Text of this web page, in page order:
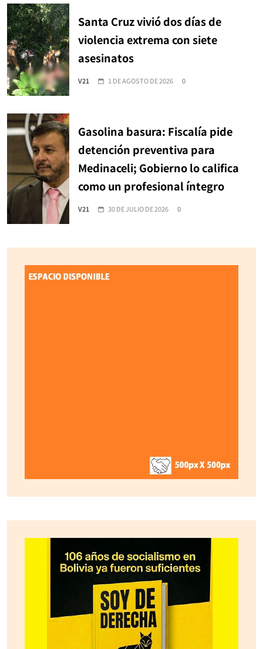
Santa Cruz vivió dos días de
violencia extrema con siete
asesinatos
V21 1 DE AGOSTO DE 2026 0
Gasolina basura: Fiscalía pide
detención preventiva para
Medinaceli; Gobierno lo califica
como un profesional íntegro
V21 30 DE JULIO DE 2026 0